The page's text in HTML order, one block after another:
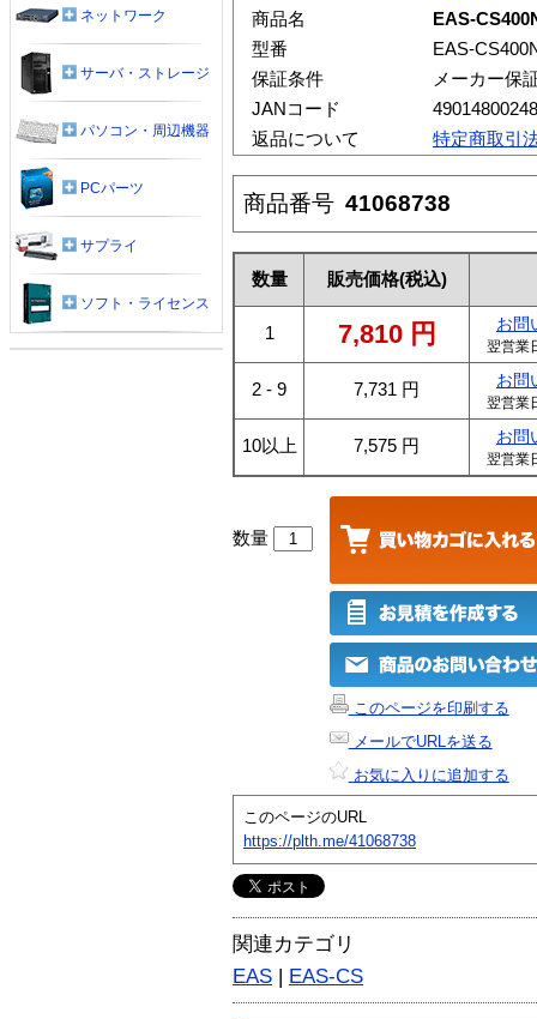
商品名
EAS-
型番
EAS-
保証条件
メーカー保
JANコード
返品について
特定商取引
商品番号 41068738
数量 販売価格(税込)
1 7,810 円 お問
翌営業
2 - 9 7,731 円 お問
翌営業
10以上 7,575 円 お問
翌営業
数量
このページを印刷する
メールでURLを送る
お気に入りに追加する
このページのURL
https://plth.me/41068738
関連カテゴリ
EAS | EAS-CS
ネットワーク
サーバ・ストレージ
パソコン・周辺機器
PCパーツ
サプライ
ソフト・ライセンス